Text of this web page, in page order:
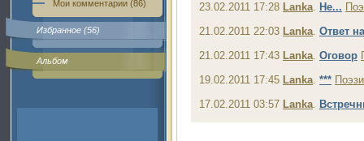
Мои комментарии (86)
Избранное (56)
Альбом
23.02.2011 17:28 Lanka. Не...
21.02.2011 22:03 Lanka. Ответ
21.02.2011 17:43 Lanka. Оговор
19.02.2011 17:45 Lanka. ***
17.02.2011 03:57 Lanka.